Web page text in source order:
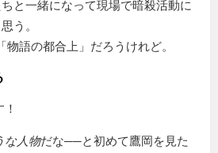
と一緒になって現場で暗殺活動に
う。
語の都合上」だろうけれど。
な人物だな──と初めて鷹岡を見た